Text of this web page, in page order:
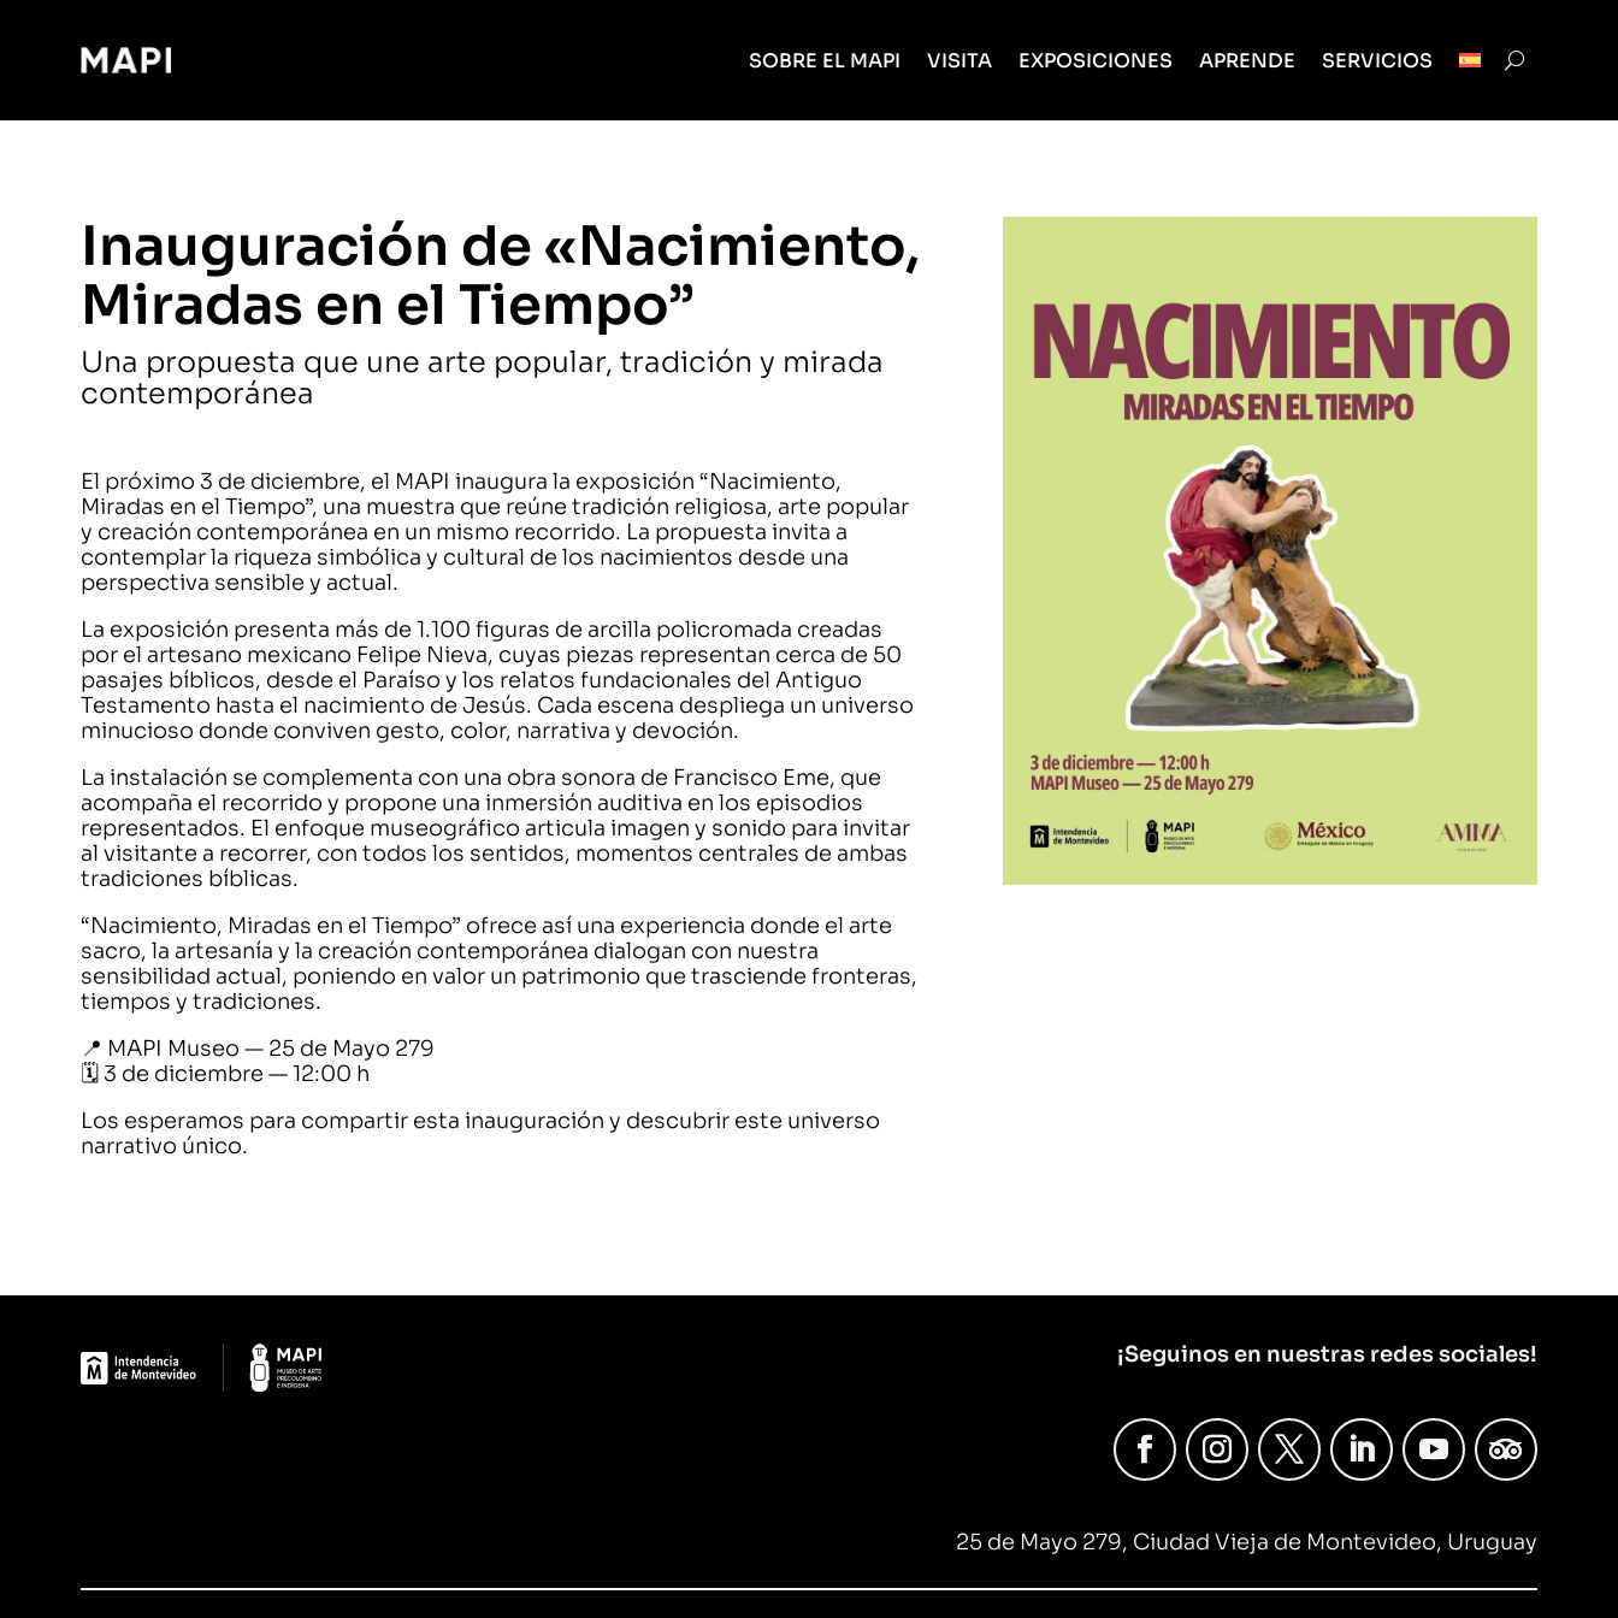
SOBRE EL MAPI VISITA EXPOSICIONES APRENDE SERVICIOS
Inauguración de «Nacimiento,
Miradas en el Tiempo”
Una propuesta que une arte popular, tradición y mirada
contemporánea
El próximo 3 de diciembre, el MAPI inaugura la exposición “Nacimiento,
Miradas en el Tiempo”, una muestra que reúne tradición religiosa, arte popular
y creación contemporánea en un mismo recorrido. La propuesta invita a
contemplar la riqueza simbólica y cultural de los nacimientos desde una
perspectiva sensible y actual.
La exposición presenta más de 1.100 figuras de arcilla policromada creadas
por el artesano mexicano Felipe Nieva, cuyas piezas representan cerca de 50
pasajes bíblicos, desde el Paraíso y los relatos fundacionales del Antiguo
Testamento hasta el nacimiento de Jesús. Cada escena despliega un universo
minucioso donde conviven gesto, color, narrativa y devoción.
La instalación se complementa con una obra sonora de Francisco Eme, que
acompaña el recorrido y propone una inmersión auditiva en los episodios
representados. El enfoque museográfico articula imagen y sonido para invitar
al visitante a recorrer, con todos los sentidos, momentos centrales de ambas
tradiciones bíblicas.
“Nacimiento, Miradas en el Tiempo” ofrece así una experiencia donde el arte
sacro, la artesanía y la creación contemporánea dialogan con nuestra
sensibilidad actual, poniendo en valor un patrimonio que trasciende fronteras,
tiempos y tradiciones.
📍 MAPI Museo — 25 de Mayo 279
🗓️ 3 de diciembre — 12:00 h
Los esperamos para compartir esta inauguración y descubrir este universo
narrativo único.
¡Seguinos en nuestras redes sociales!
25 de Mayo 279, Ciudad Vieja de Montevideo, Uruguay